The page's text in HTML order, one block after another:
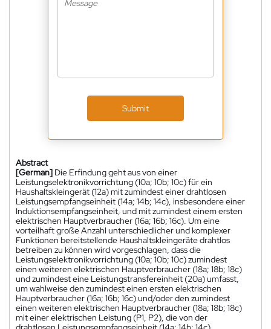
Submit
Abstract
[German] Die Erfindung geht aus von einer
Leistungselektronikvorrichtung (10a; 10b; 10c) für ein
Haushaltskleingerät (12a) mit zumindest einer drahtlosen
Leistungsempfangseinheit (14a; 14b; 14c), insbesondere einer
Induktionsempfangseinheit, und mit zumindest einem ersten
elektrischen Hauptverbraucher (16a; 16b; 16c). Um eine
vorteilhaft große Anzahl unterschiedlicher und komplexer
Funktionen bereitstellende Haushaltskleingeräte drahtlos
betreiben zu können wird vorgeschlagen, dass die
Leistungselektronikvorrichtung (10a; 10b; 10c) zumindest
einen weiteren elektrischen Hauptverbraucher (18a; 18b; 18c)
und zumindest eine Leistungstransfereinheit (20a) umfasst,
um wahlweise den zumindest einen ersten elektrischen
Hauptverbraucher (16a; 16b; 16c) und/oder den zumindest
einen weiteren elektrischen Hauptverbraucher (18a; 18b; 18c)
mit einer elektrischen Leistung (P1, P2), die von der